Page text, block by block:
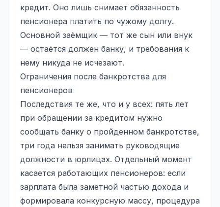
кредит. Оно лишь снимает обязанность
пенсионера платить по чужому долгу.
Основной заёмщик — тот же сын или внук
— остаётся должен банку, и требования к
нему никуда не исчезают.
Ограничения после банкротства для
пенсионеров
Последствия те же, что и у всех: пять лет
при обращении за кредитом нужно
сообщать банку о пройденном банкротстве,
три года нельзя занимать руководящие
должности в юрлицах. Отдельный момент
касается работающих пенсионеров: если
зарплата была заметной частью дохода и
формировала конкурсную массу, процедура